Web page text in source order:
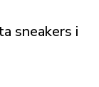
sneakers i